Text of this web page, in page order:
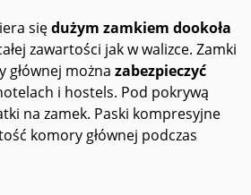
siędużym zamkiem dookoła
zawartości jak w walizce. Zamki
głównej można zabezpieczyć
i hostels. Pod pokrywą
na zamek. Paski kompresyjne
komory głównej podczas